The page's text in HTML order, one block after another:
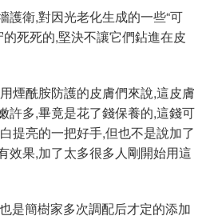
衛,對因光老化生成的一些“可
死死的,堅決不讓它們鉆進在皮
酰胺防護的皮膚們來說,這皮膚
許多,畢竟是花了錢保養的,這錢可
提亮的一把好手,但也不是說加了
效果,加了太多很多人剛開始用這
簡樹家多次調配后才定的添加